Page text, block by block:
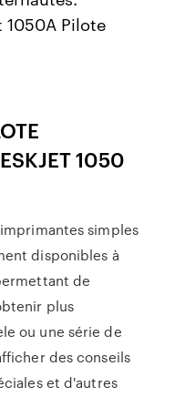
1050A Pilote
1050
simples
disponibles à
de
plus
ou une série de
des conseils
et d'autres